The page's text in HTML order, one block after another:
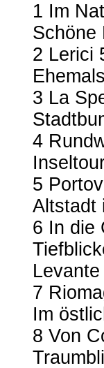
1 Im
Schöne
2 Lerici
3 La
4
5
Altstadt
6 In die
7
Im
8 Von